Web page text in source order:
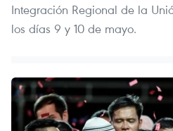
Integración Regional de la
los días 9 y 10 de mayo.